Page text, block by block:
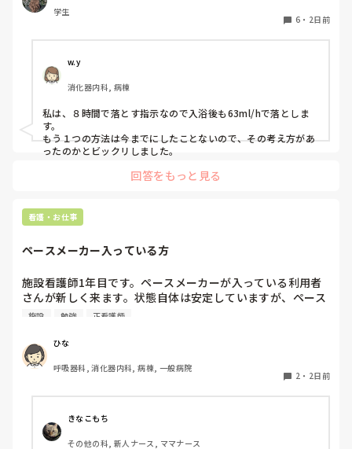
「今のうちに練習した方がいいよ」と言われることはありま
私のイメージでは、プリセプターは一緒に技術練習をしてく
れたり、定期的に悩みや困っていることを聞いてくれたりす
る存在だと思っていました。しかし、実際にはそのような関
わりはなく、面談などもありません。そのため、ずっと距離
を感じています。
一方で、他の先輩方は普段の会話の中で「何か困っているこ
とはない？」と気にかけてくださることが多く、そのような
関わりを感じています。しかし、プリセプターに対してはそ
これは私の考え方がおかしいだけなのでしょうか。それと
も、どこのプリセプターもこのような関わり方が一般的なの
でしょうか。
プリセプターを変えたいと思っていますが、今の時期に変更
をお願いすると、同じ病棟で働く先輩後輩という関係もあり
ますし、今後も教えていただく立場なので、とても気まずく
ん。
このような場合、どうしたらよいでしょうか。
今は８月なので、パンダコパンダさんの状況が良くなっている
す。私なら、変えたいってことは言わずに周りにいる先輩に聞
いたり技術練習の相手をお願いします。
話しかけやすい先輩はいますか？
今は大事な時なので、色んな事に悩むのはよく分かります。
変えて欲しいって言ったあとの環境が悪いほうに変わってしま
わないか心配なので、その日にフォローについてくれた先輩に
話しかけたら良いのかなって思います。
プリセプターが付くのが1番いいですが、あまり関わり方を知
らなそうなので。私なら、プリセプターに話を聞きたいところ
パンダコパンダさんの今の状況が良くなっていることを願って
り、500mlの63ml/hで設定する方と、残量をシャワー後から
たりの量を設定してる方の2通りあります。先輩に聞きたい
のですがどちらかのやり方が間違ってる場合、先輩の間違い
を指摘する形になるのが怖くてまだ聞けてないです。みなさ
んはどちらでしているのか教えていただきたいです。
学生
6 ・ 2日前
w.y
消化器内科, 病棟
私は、８時間で落とす指示なので入浴後も63ml/hで落としま
す。
もう１つの方法は今までにしたことないので、その考え方があ
ったのかとビックリしました。
回答をもっと見る
看護・お仕事
ペースメーカー入っている方
施設看護師1年目です。ペースメーカーが入っている利用者
さんが新しく来ます。状態自体は安定していますが、ペース
メーカー入っている方の観察や注意した方がいい点あれば教
施設 勉強 正看護師
ひな
呼吸器科, 消化器内科, 病棟, 一般病院
2 ・ 2日前
きなこもち
その他の科, 新人ナース, ママナース